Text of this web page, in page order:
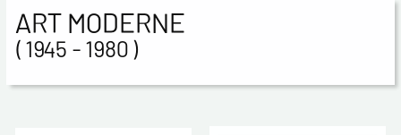
ART MODERNE
( 1945 - 1980 )